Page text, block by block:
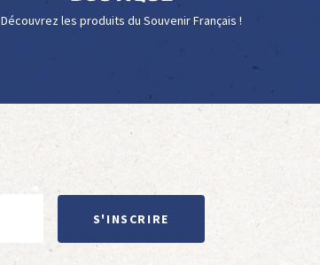
Découvrez les produits du Souvenir Français !
S'INSCRIRE